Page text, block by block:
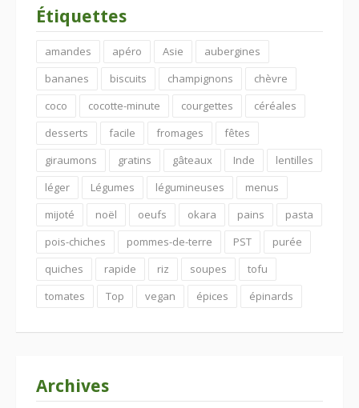
Étiquettes
amandes apéro Asie
aubergines
bananes
biscuits champignons
chèvre
coco
cocotte-minute courgettes
céréales
desserts
facile fromages
fêtes
giraumons
gratins gâteaux Inde
lentilles
léger
Légumes légumineuses
menus
mijoté
noël oeufs okara pains
pasta
pois-chiches
pommes-de-terre PST
purée
quiches
rapide riz soupes
tofu
tomates
Top vegan épices épinards
Archives